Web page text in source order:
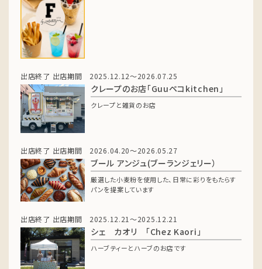
出店終了 出店期間 2025.12.12～2026.07.25
クレープのお店「Guuペコkitchen」
クレープと雑貨のお店
出店終了 出店期間 2026.04.20～2026.05.27
ブール アンジュ(ブーランジェリー）
厳選した小麦粉を使用した、日常に彩りをもたらす
パンを提案しています
出店終了 出店期間 2025.12.21～2025.12.21
シェ カオリ 「Chez Kaori」
ハーブティーとハーブのお店です